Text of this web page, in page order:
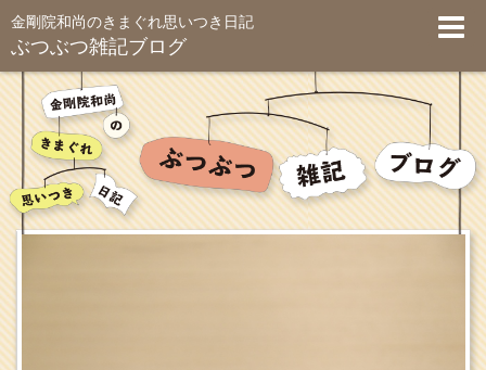
金剛院和尚のきまぐれ思いつき日記
ぶつぶつ雑記ブログ